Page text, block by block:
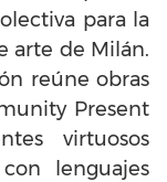
para la
arte de Milán.
reúne obras
Present
virtuosos
lenguajes